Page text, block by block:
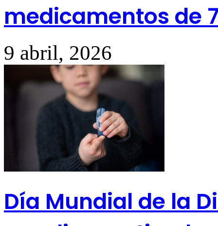
medicamentos de
9 abril, 2026
Día Mundial de la